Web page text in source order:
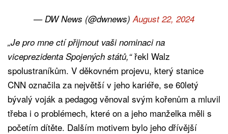
— DW News (@dwnews) August 22, 2024
„Je pro mne ctí přijmout vaši nominaci na
viceprezidenta Spojených států,“řekl Walz
spolustraníkům. V děkovném projevu, který stanice
CNN označila za největší v jeho kariéře, se 60letý
bývalý voják a pedagog věnoval svým kořenům a mluvil
třeba i o problémech, které on a jeho manželka měli s
početím dítěte. Dalším motivem bylo jeho dřívější